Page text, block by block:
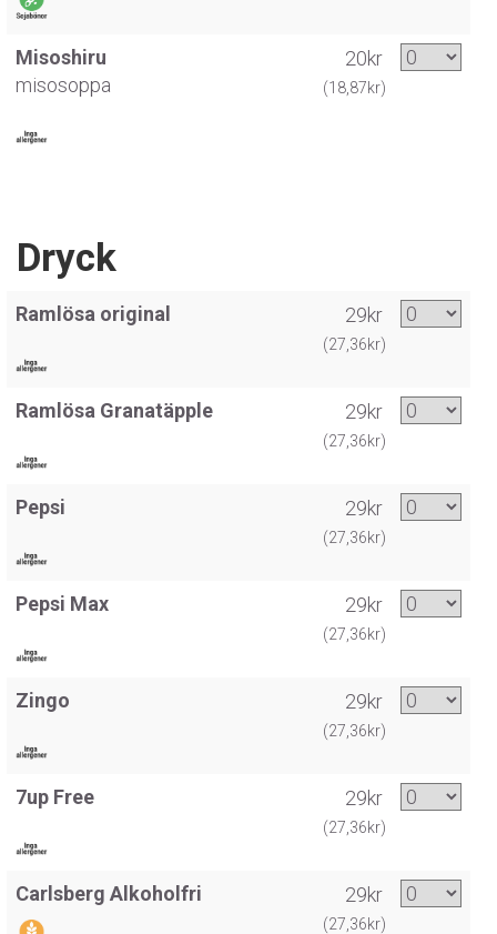
Misoshiru
misosoppa
20kr
(18,87kr)
Dryck
Ramlösa original 29kr
(27,36kr)
Ramlösa Granatäpple 29kr
(27,36kr)
Pepsi 29kr
(27,36kr)
Pepsi Max 29kr
(27,36kr)
Zingo 29kr
(27,36kr)
7up Free 29kr
(27,36kr)
Carlsberg Alkoholfri 29kr
(27,36kr)